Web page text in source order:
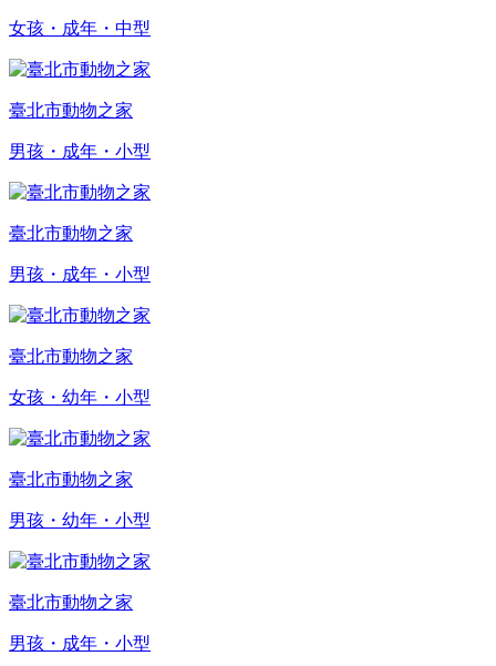
女孩・成年・中型
臺北市動物之家
男孩・成年・小型
臺北市動物之家
男孩・成年・小型
臺北市動物之家
女孩・幼年・小型
臺北市動物之家
男孩・幼年・小型
臺北市動物之家
男孩・成年・小型